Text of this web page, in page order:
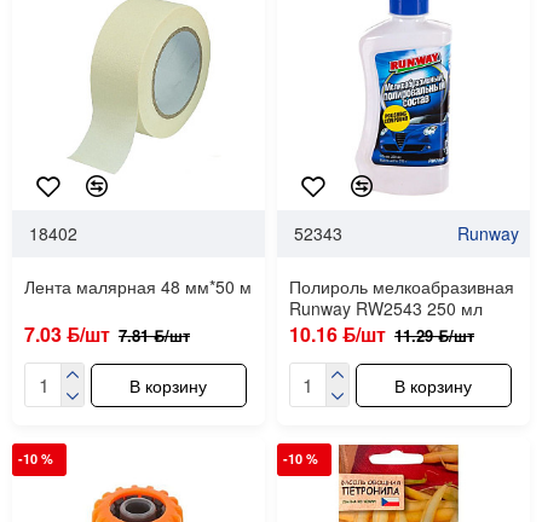
18402
Лента малярная 48 мм*50 м
7.03 ƃ/шт 7.81 ƃ/шт
В корзину
52343 Runway
Полироль мелкоабразивная
Runway RW2543 250 мл
10.16 ƃ/шт 11.29 ƃ/шт
В корзину
-10 % -10 %